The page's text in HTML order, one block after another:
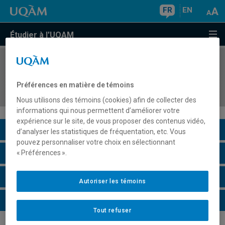
FR EN
Étudier à l'UQAM
COURS//
mise en oeuvre
Description du cours
Horaire - Été 2026
Horaire - Automne 2026
Horaire - Hiver 2027
Préférences en matière de témoins
Nous utilisons des témoins (cookies) afin de collecter des
informations qui nous permettent d’améliorer votre
expérience sur le site, de vous proposer des contenus vidéo,
d’analyser les statistiques de fréquentation, etc. Vous
pouvez personnaliser votre choix en sélectionnant
« Préférences ».
Tout refuser
Autoriser les témoins